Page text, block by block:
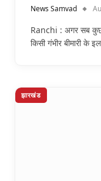
News Samvad
Ranchi : अगर सब कुछ
किसी गंभीर बीमारी के
झारखंड